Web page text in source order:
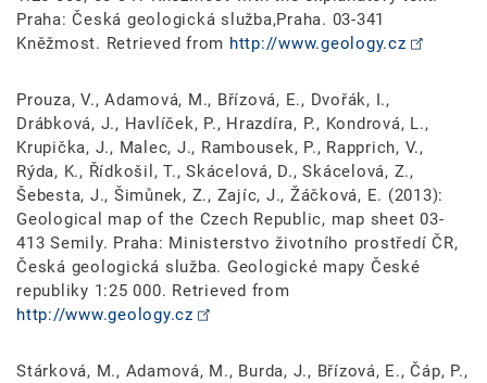
Praha: Česká geologická služba,Praha. 03-341
Kněžmost. Retrieved from http://www.geology.cz
Prouza, V., Adamová, M., Břízová, E., Dvořák, I.,
Drábková, J., Havlíček, P., Hrazdíra, P., Kondrová, L.,
Krupička, J., Malec, J., Rambousek, P., Rapprich, V.,
Rýda, K., Řídkošil, T., Skácelová, D., Skácelová, Z.,
Šebesta, J., Šimůnek, Z., Zajíc, J., Žáčková, E. (2013):
Geological map of the Czech Republic, map sheet 03-
413 Semily. Praha: Ministerstvo životního prostředí ČR,
Česká geologická služba. Geologické mapy České
republiky 1:25 000. Retrieved from
http://www.geology.cz
Stárková, M., Adamová, M., Burda, J., Břízová, E., Čáp, P.,